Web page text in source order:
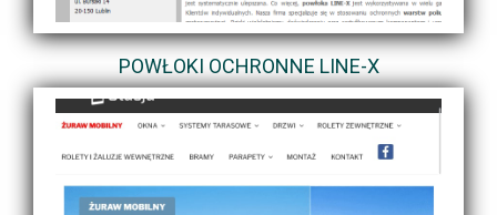
POWŁOKI OCHRONNE LINE-X